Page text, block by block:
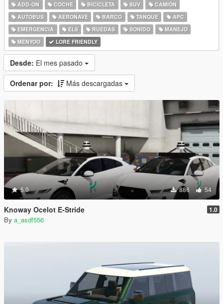
ADD-ON COCHE BICICLETA SUV
CAMIÓN
AUTOBUS
AERONAVE BARCO TANQUE
APC
EMERGENCIA
ELS RUEDAS SONIDO
MANEJO
MENYOO
LORE FRIENDLY
Desde: El mes pasado
Ordenar por: Más descargadas
5.0 886 54
Knoway Ocelot E-Stride 1.0
By a_asdf556